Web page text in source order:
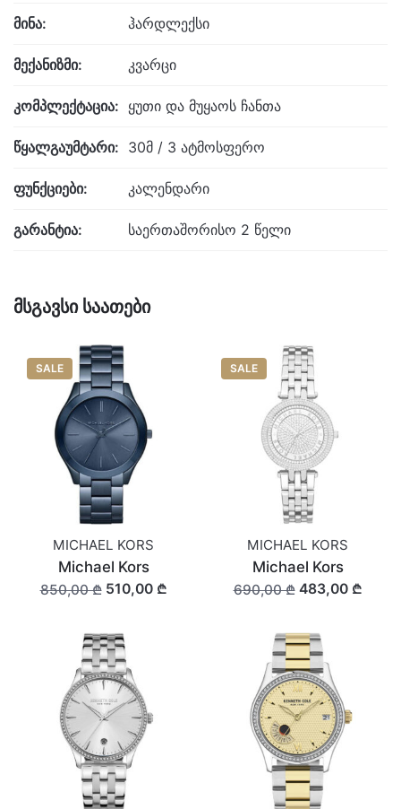
მინა: ჰარდლექსი
მექანიზმი: კვარცი
კომპლექტაცია: ყუთი და მუყაოს ჩანთა
წყალგაუმტარი: 30მ / 3 ატმოსფერო
ფუნქციები: კალენდარი
გარანტია: საერთაშორისო 2 წელი
მსგავსი საათები
SALE
MICHAEL KORS
Michael Kors
850,00 ₾510,00 ₾
SALE
MICHAEL KORS
Michael Kors
690,00 ₾483,00 ₾